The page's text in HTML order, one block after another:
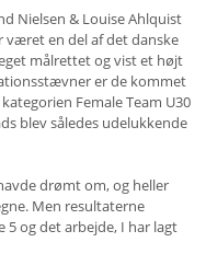
Nielsen & Louise Ahlquist
været en del af det danske
målrettet og vist et højt
er de kommet
Female Team U30
blev således udelukkende
drømt om, og heller
Men resultaterne
og det arbejde, I har lagt